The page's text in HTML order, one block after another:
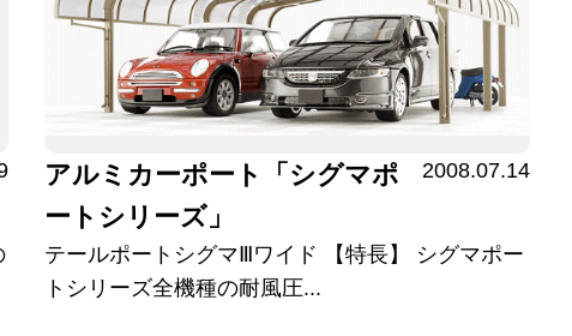
アルミカーポート「シグマポ
ートシリーズ」
2008.07.14
テールポートシグマⅢワイド 【特長】 シグマポー
トシリーズ全機種の耐風圧...